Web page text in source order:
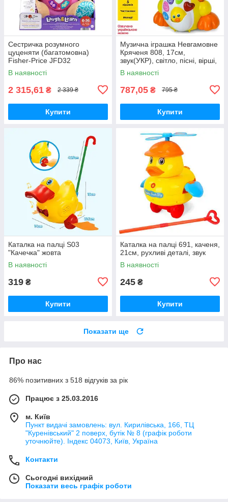
Сестричка розумного
цуценяти (багатомовна)
Fisher-Price JFD32
В наявності
2 315,61 ₴ 2 339 ₴
Купити
Музична іграшка Невгамовне
Кряченя 808, 17см,
звук(УКР), світло, пісні, вірші,
їздить, рухає очами і ротом,
крякає
В наявності
787,05 ₴ 795 ₴
Купити
Каталка на палці S03
"Качечка" жовта
В наявності
319 ₴
Купити
Каталка на палці 691, каченя,
21см, рухливі деталі, звук
В наявності
245 ₴
Купити
Показати ще
Про нас
86% позитивних з 518 відгуків за рік
Працює з 25.03.2016
м. Київ
Пункт видачі замовлень: вул. Кирилівська, 166, ТЦ
"Куренівський" 2 поверх, бутік № 8 (графік роботи
уточнюйте). Індекс 04073, Київ, Україна
Контакти
Сьогодні вихідний
Показати весь графік роботи